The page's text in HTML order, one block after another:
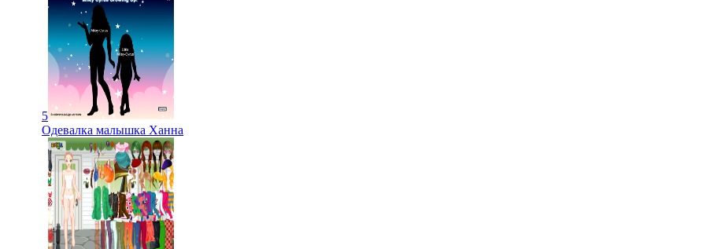
5
Одевалка малышка Ханна